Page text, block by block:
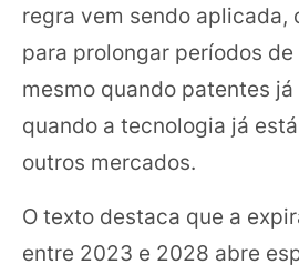
regra vem sendo aplicada,
para prolongar períodos
mesmo quando patentes
quando a tecnologia já
outros mercados.
O texto destaca que a
entre 2023 e 2028 abre